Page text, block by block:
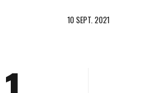
10 SEPT. 2021